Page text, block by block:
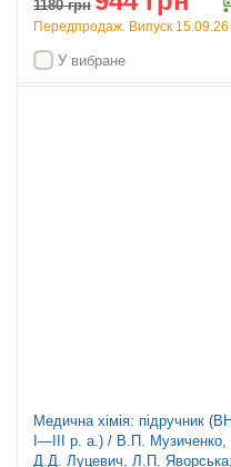
є видання
1180грн
Передпродаж. Випуск 15.09.26
У вибране
Медична хімія: підручник
І—ІІІ р. а.) / В.П. Музиченко,
Д.Д. Луцевич, Л.П. Яворська;